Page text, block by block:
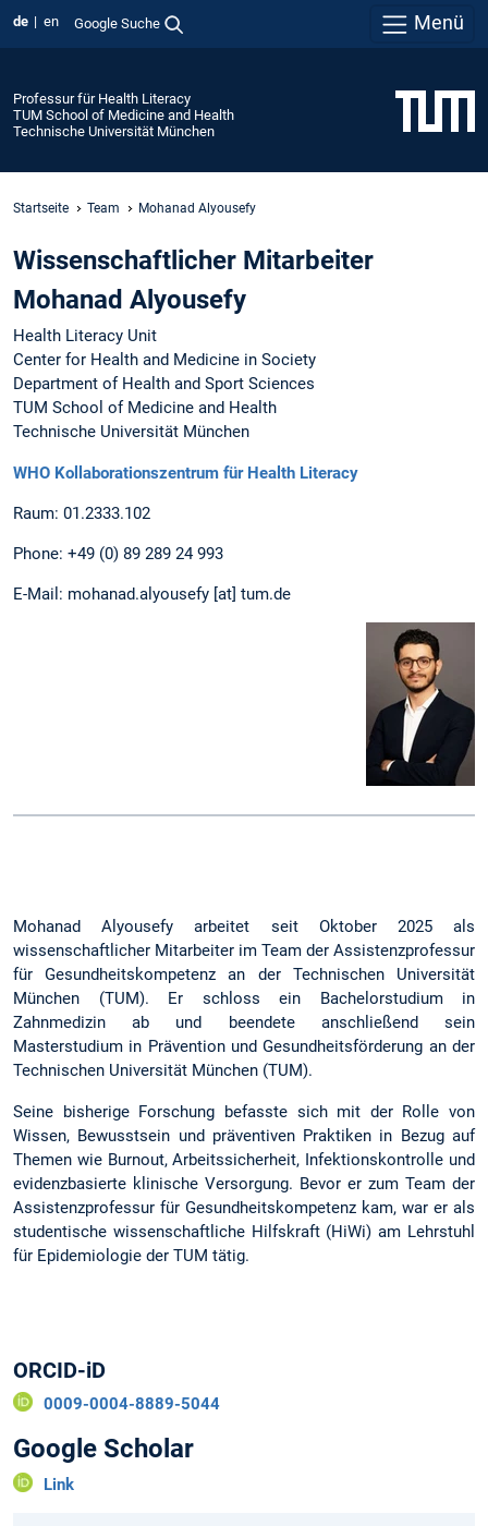
de en Google Suche Menü
Professur für Health Literacy
TUM School of Medicine and Health
Technische Universität München
Startseite Team Mohanad Alyousefy
Wissenschaftlicher Mitarbeiter
Mohanad Alyousefy
Health Literacy Unit
Center for Health and Medicine in Society
Department of Health and Sport Sciences
TUM School of Medicine and Health
Technische Universität München
WHO Kollaborationszentrum für Health Literacy
Raum: 01.2333.102
Phone: +49 (0) 89 289 24 993
E-Mail: mohanad.alyousefy [at] tum.de
Mohanad Alyousefy arbeitet seit Oktober 2025 als
wissenschaftlicher Mitarbeiter im Team der Assistenzprofessur
für Gesundheitskompetenz an der Technischen Universität
München (TUM). Er schloss ein Bachelorstudium in
Zahnmedizin ab und beendete anschließend sein
Masterstudium in Prävention und Gesundheitsförderung an der
Technischen Universität München (TUM).
Seine bisherige Forschung befasste sich mit der Rolle von
Wissen, Bewusstsein und präventiven Praktiken in Bezug auf
Themen wie Burnout, Arbeitssicherheit, Infektionskontrolle und
evidenzbasierte klinische Versorgung. Bevor er zum Team der
Assistenzprofessur für Gesundheitskompetenz kam, war er als
studentische wissenschaftliche Hilfskraft (HiWi) am Lehrstuhl
für Epidemiologie der TUM tätig.
ORCID-iD
0009-0004-8889-5044
Google Scholar
Link